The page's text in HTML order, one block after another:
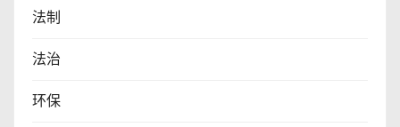
法制
法治
环保